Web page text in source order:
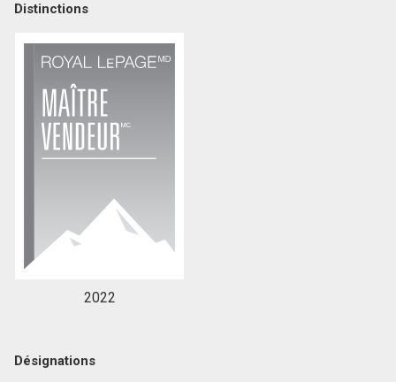
En cliquant sur le bouton « soumettre », vous
consentez à nos conditions d'utilisation et vous
nous fournissez l'autorisation écrite de
communiquer avec vous.
Distinctions
2022
Désignations